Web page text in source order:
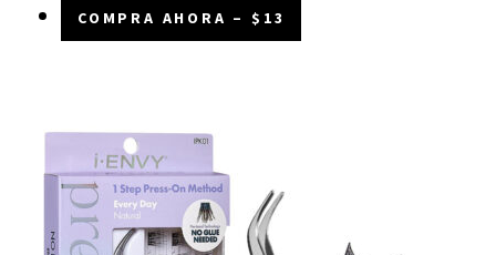
COMPRA AHORA – $13